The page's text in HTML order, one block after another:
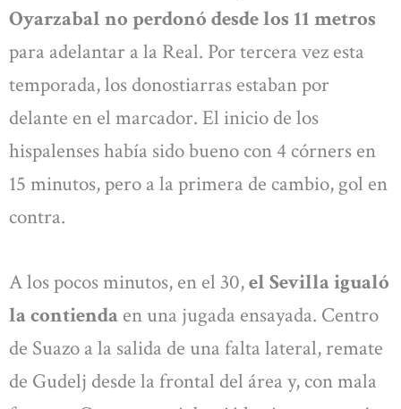
Oyarzabal no perdonó desde los 11 metros
para adelantar a la Real. Por tercera vez esta
temporada, los donostiarras estaban por
delante en el marcador. El inicio de los
hispalenses había sido bueno con 4 córners en
15 minutos, pero a la primera de cambio, gol en
contra.
A los pocos minutos, en el 30,el Sevilla igualó
la contienda en una jugada ensayada. Centro
de Suazo a la salida de una falta lateral, remate
de Gudelj desde la frontal del área y, con mala